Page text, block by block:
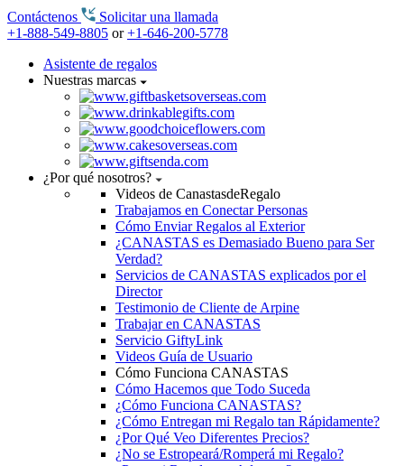
Contáctenos
Solicitar una llamada
+1-888-549-8805 or+1-646-200-5778
Asistente de regalos
Nuestras marcas
¿Por qué nosotros?
Videos de CanastasdeRegalo
Trabajamos en Conectar Personas
Cómo Enviar Regalos al Exterior
¿CANASTAS es Demasiado Bueno para Ser
Verdad?
Servicios de CANASTAS explicados por el
Director
Testimonio de Cliente de Arpine
Trabajar en CANASTAS
Servicio GiftyLink
Videos Guía de Usuario
Cómo Funciona CANASTAS
Cómo Hacemos que Todo Suceda
¿Cómo Funciona CANASTAS?
¿Cómo Entregan mi Regalo tan Rápidamente?
¿Por Qué Veo Diferentes Precios?
¿No se Estropeará/Romperá mi Regalo?